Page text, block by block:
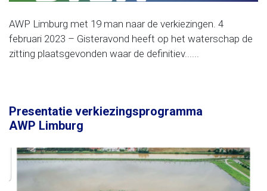
AWP Limburg met 19 man naar de verkiezingen. 4
februari 2023 – Gisteravond heeft op het waterschap de
zitting plaatsgevonden waar de definitiev......
Presentatie verkiezingsprogramma
AWP Limburg